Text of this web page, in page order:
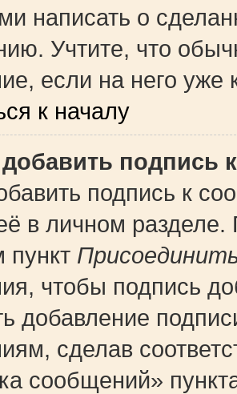
написать о
Учтите, что
если на него уже
к началу
подпись
подпись к
в личном
чтобы подпись
добавление
сделав
сообщений»